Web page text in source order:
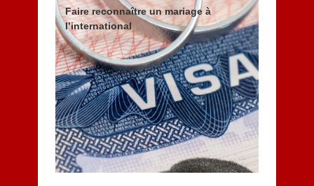
Faire reconnaître un mariage à
l’international